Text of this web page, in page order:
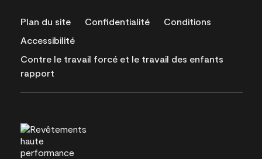
Plan du site Confidentialité
Conditions
Accessibilité
Contre le travail forcé et le travail des enfants
rapport